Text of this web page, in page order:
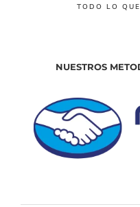
TODO LO
NUESTROS